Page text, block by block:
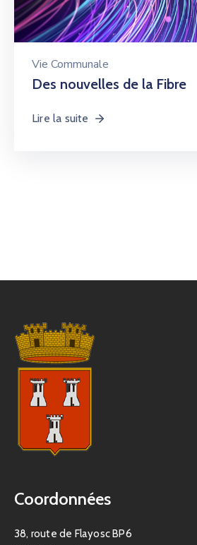
Vie Communale
Des nouvelles de la Fibre
Lire la suite
Coordonnées
38, route de Flayosc BP6